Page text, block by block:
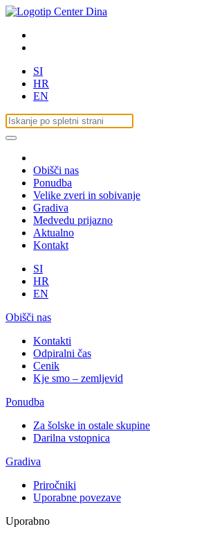
SI
HR
EN
Obišči nas
Ponudba
Velike zveri in sobivanje
Gradiva
Medvedu prijazno
Aktualno
Kontakt
SI
HR
EN
Obišči nas
Kontakti
Odpiralni čas
Cenik
Kje smo – zemljevid
Ponudba
Za šolske in ostale skupine
Darilna vstopnica
Gradiva
Priročniki
Uporabne povezave
Uporabno